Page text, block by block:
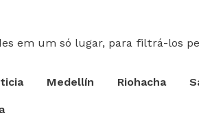
em um só lugar, para filtrá-los
Medellín Riohacha